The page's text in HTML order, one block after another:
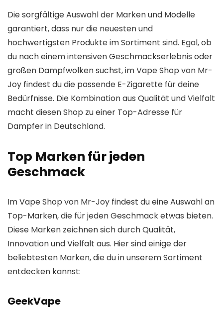
Die sorgfältige Auswahl der Marken und Modelle
garantiert, dass nur die neuesten und
hochwertigsten Produkte im Sortiment sind. Egal, ob
du nach einem intensiven Geschmackserlebnis oder
großen Dampfwolken suchst, im Vape Shop von Mr-
Joy findest du die passende E-Zigarette für deine
Bedürfnisse. Die Kombination aus Qualität und Vielfalt
macht diesen Shop zu einer Top-Adresse für
Dampfer in Deutschland.
Top Marken für jeden
Geschmack
Im Vape Shop von Mr-Joy findest du eine Auswahl an
Top-Marken, die für jeden Geschmack etwas bieten.
Diese Marken zeichnen sich durch Qualität,
Innovation und Vielfalt aus. Hier sind einige der
beliebtesten Marken, die du in unserem Sortiment
entdecken kannst:
GeekVape